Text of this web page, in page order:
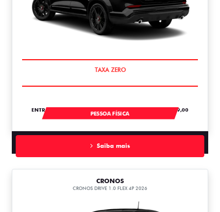
ENTRADA DE R$ 118.434,84 +18 PARCELAS DE R$ 3.089,00
PESSOA FÍSICA
Saiba mais
CRONOS
CRONOS DRIVE 1.0 FLEX 4P 2026